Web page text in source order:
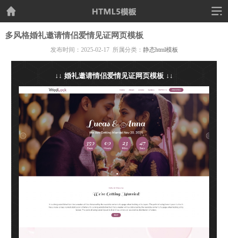
多风格婚礼邀请情侣爱情见证网页模板
发布时间：2025-02-17 所属分类： 静态html模板
↓↓ 婚礼邀请情侣爱情见证网页模板 ↓↓